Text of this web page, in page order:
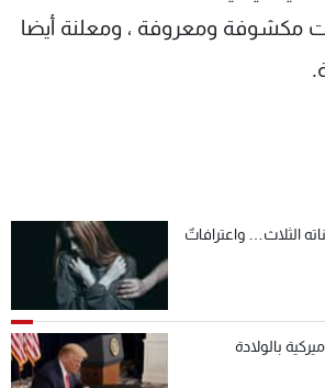
مكشوفة ومعروفة ، ومعلنة أيضا
الثلاث… واعترافاتٌ
بالولادة